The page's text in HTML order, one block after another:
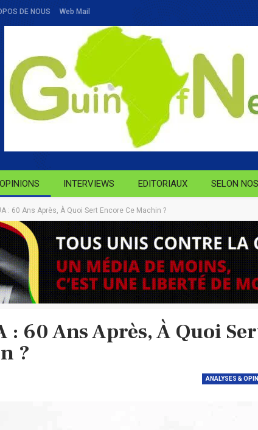
DE NOUS Web Mail
INTERVIEWS EDITORIAUX SELON
: 60 Ans Après, À Quoi Sert Encore Ce Machin ?
: 60 Ans Après, À Quoi
?
ANALYSES &